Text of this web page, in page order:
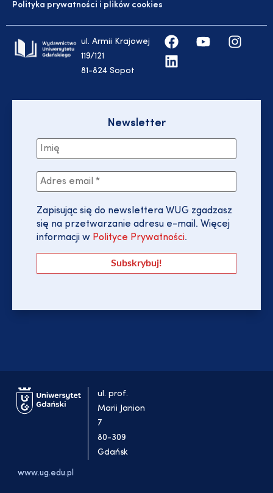
Polityka prywatności i plików cookies
ul. Armii Krajowej
119/121
81-824 Sopot
Newsletter
Zapisując się do newslettera WUG zgadzasz
się na przetwarzanie adresu e-mail. Więcej
informacji w Polityce Prywatności.
ul. prof.
Marii Janion
7
80-309
Gdańsk
www.ug.edu.pl